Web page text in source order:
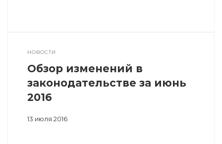
НОВОСТИ
Обзор изменений в
законодательстве за июнь
2016
13 июля 2016